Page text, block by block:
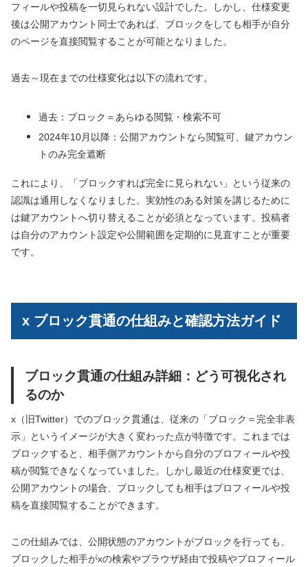
フィールや投稿を一切見られない設計でした。しかし、仕様変更
後は公開アカウント同士であれば、ブロックをしても相手が自分
のページを直接閲覧することが可能となりました。
過去～現在までの仕様変化は以下の流れです。
過去：ブロック＝あらゆる閲覧・検索不可
2024年10月以降：公開アカウントなら閲覧可、鍵アカウン
トのみ完全遮断
これにより、「ブロックすれば完全に見られない」という従来の
認識は通用しなくなりました。実効性のある対策を講じるために
は鍵アカウントへ切り替えることが必須となっています。投稿者
は自分のアカウント設定や公開範囲を定期的に見直すことが重要
です。
x ブロック貫通の仕組みと確認方法ガイド
ブロック貫通の仕組み詳細：どう可視化され
るのか
x（旧Twitter）でのブロック貫通は、従来の「ブロック＝完全非表
示」というイメージが大きく変わった点が特徴です。これまでは
ブロックすると、相手側アカウントから自分のプロフィールや投
稿が閲覧できなくなっていました。しかし最近の仕様変更では、
公開アカウントの場合、ブロックしても相手はプロフィールや投
稿を直接閲覧することができます。
この仕組みでは、公開状態のアカウントがブロックを行っても、
ブロックした相手がxの検索やブラウザ経由で投稿やプロフィール